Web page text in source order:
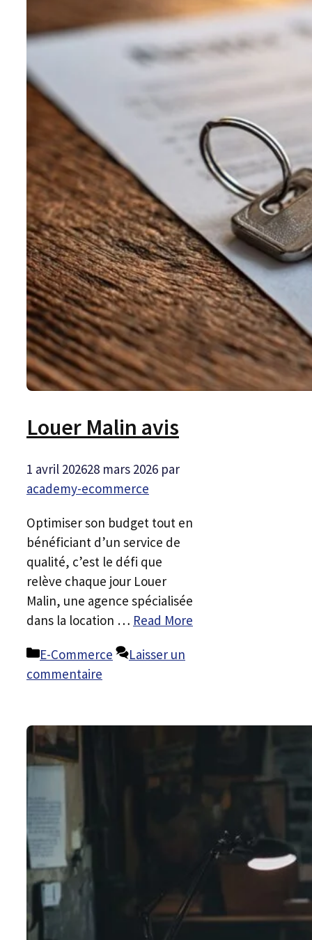
Louer Malin avis
1 avril 202628 mars 2026 par
academy-ecommerce
Optimiser son budget tout en
bénéficiant d’un service de
qualité, c’est le défi que
relève chaque jour Louer
Malin, une agence spécialisée
dans la location … Read More
Catégories
E-Commerce
Laisser un
commentaire